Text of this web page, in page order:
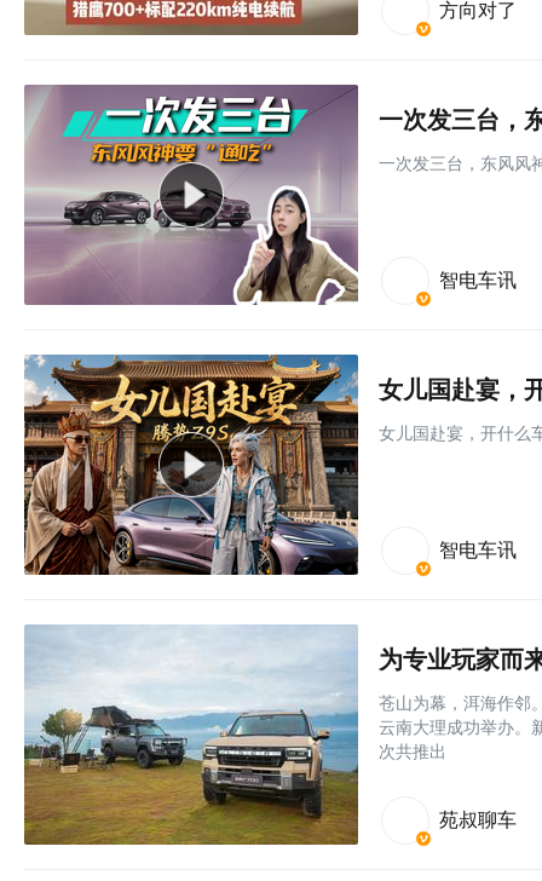
方向对了
一次发三台，
一次发三台，东风风
智电车讯
女儿国赴宴，
女儿国赴宴，开什么
智电车讯
为专业玩家而
苍山为幕，洱海作邻
云南大理成功举办。
次共推出
苑叔聊车